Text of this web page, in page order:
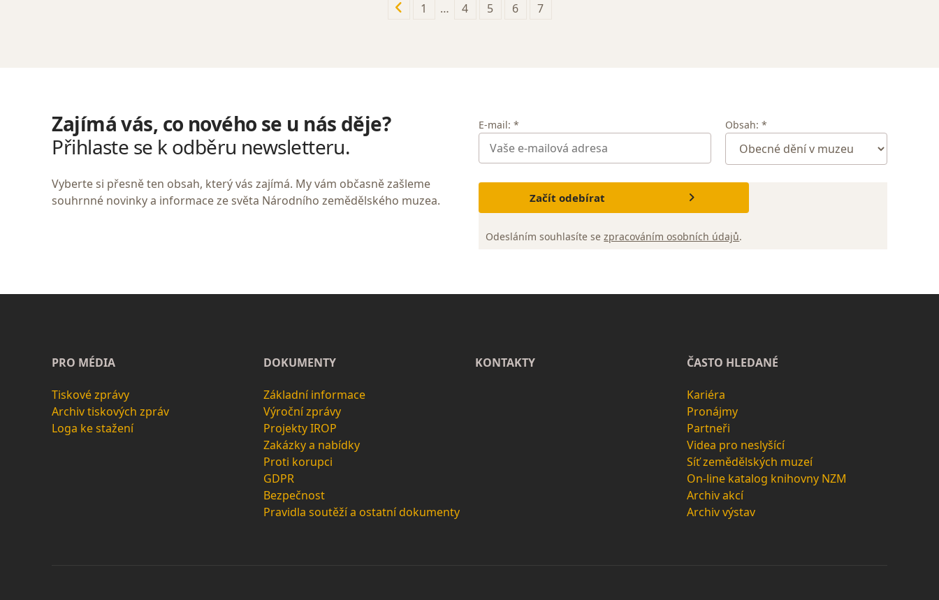
Předchozí
1 … 4 5 6 7
Zajímá vás, co nového se u nás děje?
Přihlaste se k odběru newsletteru.
Vyberte si přesně ten obsah, který vás zajímá. My vám občasně zašleme
souhrnné novinky a informace ze světa Národního zemědělského muzea.
E-mail: * Obsah: *
Začít odebírat
Odesláním souhlasíte sezpracováním osobních údajů.
PRO MÉDIA
Tiskové zprávy
Archiv tiskových zpráv
Loga ke stažení
DOKUMENTY
Základní informace
Výroční zprávy
Projekty IROP
Zakázky a nabídky
Proti korupci
GDPR
Bezpečnost
Pravidla soutěží a ostatní dokumenty
KONTAKTY ČASTO HLEDANÉ
Kariéra
Pronájmy
Partneři
Videa pro neslyšící
Síť zemědělských muzeí
On-line katalog knihovny NZM
Archiv akcí
Archiv výstav